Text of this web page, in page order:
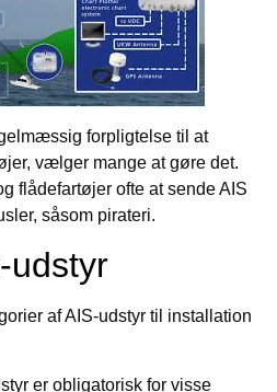
forpligtelse til at
vælger mange at gøre det.
flådefartøjer ofte at sende AIS
såsom pirateri.
udstyr
af AIS-udstyr til installation
er obligatorisk for visse